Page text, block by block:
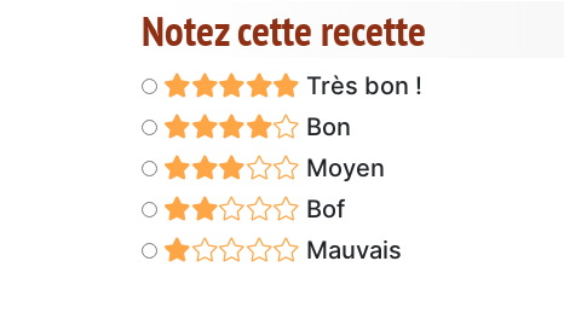
Notez cette recette
Très bon !
Bon
Moyen
Bof
Mauvais